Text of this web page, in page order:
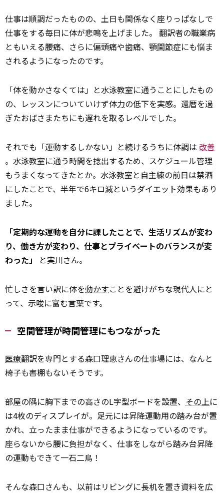
仕事は順調だったものの、土日も関係なく座りっぱなしで
仕事をする毎日に体が悲鳴を上げました。 翻訳者の職業病
ともいえる腰痛、さらに偏頭痛や歯痛、顎関節症にも悩ま
されるようになったのです。
「体を動かさなくては」と水泳教室に通うことにしたもの
の、レッスンについていけず体力の低下を実感。還暦を過
ぎたおばさまたちにも遅れを取るレベルでした。
それでも「運動するしかない」と続けるうちに体調は 改善
。水泳教室に通う時間を捻出するため、スケジュール管理
もうまくなってきたとか。水泳教室と自主練の前日は禁酒
にしたことで、半年で6キロ減というダイエット効果もあり
ました。
「定期的な運動を自分に課したことで、生活リズムが変わ
り、働き方が変わり、仕事とプライベートのバランスが変
わった」
と実川さん。
忙しさを言い訳に体を動かすことを避けがちな現代人にと
って、示唆に富む言葉です。
空間管理が時間管理にもつながった
医療翻訳を専門とする森口理恵さんの仕事場には、なんと
椅子も書棚もないそうです。
部屋の隅に胸下までの高さのL字型ボードを設置、 その上に
は4枚のディスプレイが。足元には昇降運動用の踏み台が置
かれ、立ったまま仕事ができるようになっているのです。
座らないから腰に負担がなく、仕事をしながら踏み台昇降
の運動もできて一石二鳥！
そんな森口さんも、以前はリビングに長机を置き資料を広